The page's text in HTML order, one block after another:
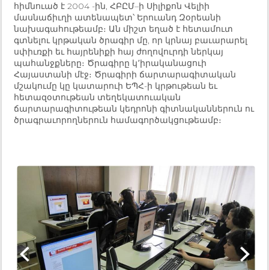
հիմնուած է 2004 -ին, ՀԲԸՄ–ի Սիլիքոն Վելիի
մասնաճիւղի ատենապետ՝ Երուանդ Զօրեանի
նախագահութեամբ։ Ան միշտ եղած է հետամուտ
գտնելու կրթական ծրագիր մը, որ կրնայ բաւարարել
սփիւռքի եւ հայրենիքի հայ ժողովուրդի ներկայ
պահանջքները։ Ծրագիրը կ՚իրականացուի
Հայաստանի մէջ։ Ծրագիրի ճարտարագիտական
մշակումը կը կատարուի ԵՊՀ-ի կրթութեան եւ
հետազօտութեան տեղեկատուական
ճարտարագիտութեան կեդրոնի գիտնականներուն ու
ծրագրաւորողներուն համագործակցութեամբ։